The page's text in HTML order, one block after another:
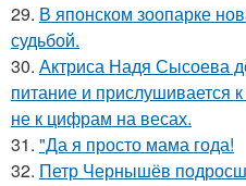
29. В японском зоопарке
судьбой.
30. Актриса Надя Сысоева
питание и прислушивается
не к цифрам на весах.
31. "Да я просто мама года!
32. Петр Чернышёв